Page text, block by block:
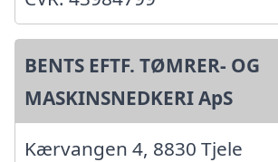
BENTS EFTF. TØMRER- OG
MASKINSNEDKERI ApS
Kærvangen 4, 8830 Tjele